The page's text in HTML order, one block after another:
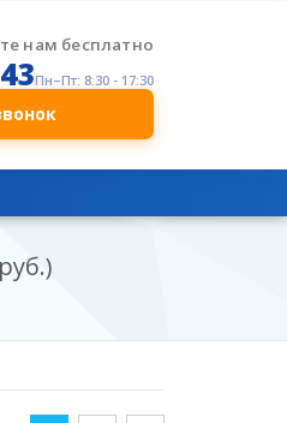
нам бесплатно
Пн–Пт: 8:30 - 17:30